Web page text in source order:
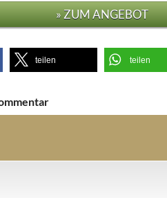
» ZUM ANGEBOT
teilen teilen